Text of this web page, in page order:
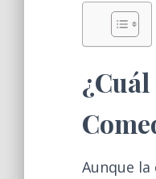
Aunque